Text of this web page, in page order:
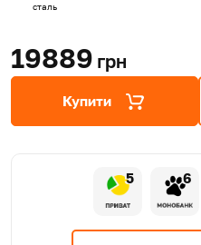
сталь
19889 грн
Купити
5 6